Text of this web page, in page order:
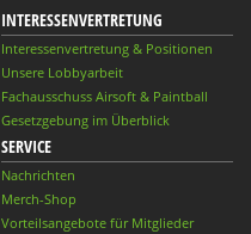
INTERESSENVERTRETUNG
Interessenvertretung & Positionen
Unsere Lobbyarbeit
Fachausschuss Airsoft & Paintball
Gesetzgebung im Überblick
SERVICE
Nachrichten
Merch-Shop
Vorteilsangebote für Mitglieder